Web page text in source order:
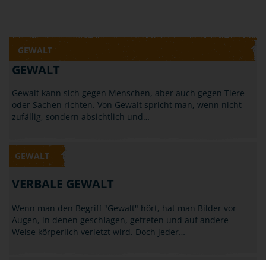
GEWALT
GEWALT
Gewalt kann sich gegen Menschen, aber auch gegen Tiere
oder Sachen richten. Von Gewalt spricht man, wenn nicht
zufällig, sondern absichtlich und…
GEWALT
VERBALE GEWALT
Wenn man den Begriff "Gewalt" hört, hat man Bilder vor
Augen, in denen geschlagen, getreten und auf andere
Weise körperlich verletzt wird. Doch jeder…